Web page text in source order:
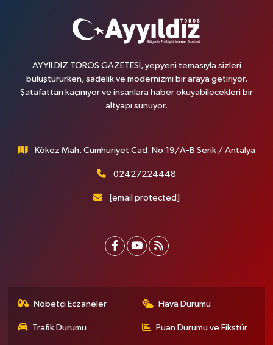
AYYILDIZ TOROS GAZETESİ, yepyeni temasıyla sizleri
buluştururken, sadelik ve modernizmi bir araya getiriyor.
Şatafattan kaçınıyor ve insanlara haber okuyabilecekleri bir
altyapı sunuyor.
Kökez Mah. Cumhuriyet Cad. No:19/A-B Serik / Antalya
02427224448
[email protected]
Nöbetçi Eczaneler Hava Durumu
Trafik Durumu Puan Durumu ve Fikstür